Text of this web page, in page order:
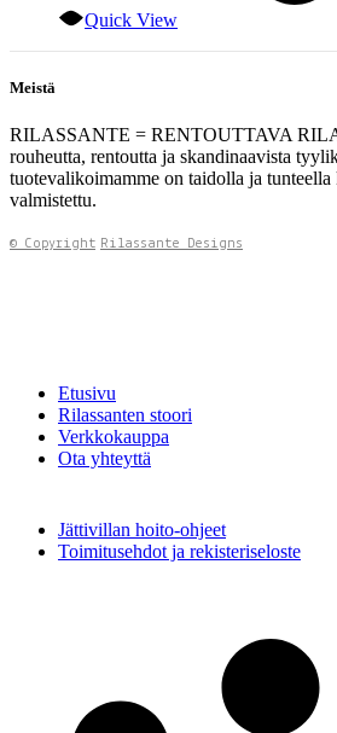
Quick View
Meistä
RILASSANTE = RENTOUTTAVA
rouheutta, rentoutta ja skandinaavista
tuotevalikoimamme on taidolla ja tunteella
valmistettu.
© Copyright Rilassante Designs
Etusivu
Rilassanten stoori
Verkkokauppa
Ota yhteyttä
Jättivillan hoito-ohjeet
Toimitusehdot ja rekisteriseloste